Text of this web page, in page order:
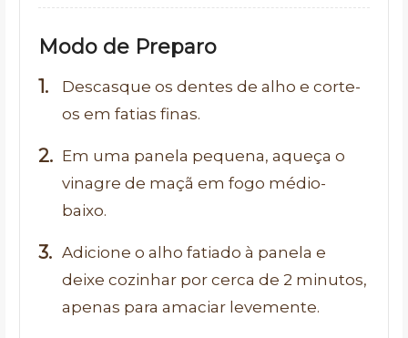
Modo de Preparo
Descasque os dentes de alho e corte-
os em fatias finas.
Em uma panela pequena, aqueça o
vinagre de maçã em fogo médio-
baixo.
Adicione o alho fatiado à panela e
deixe cozinhar por cerca de 2 minutos,
apenas para amaciar levemente.